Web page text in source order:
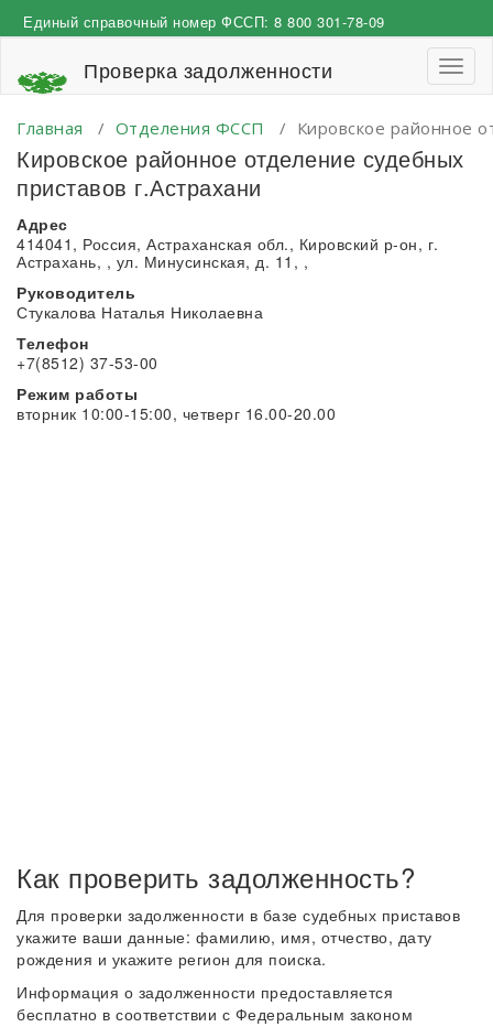
к
Единый справочный номер ФССП: 8 800 301-78-09
Проверка задолженности
Главная / Отделения ФССП / Кировское районное
Кировское районное отделение судебных
приставов г.Астрахани
Адрес
414041, Россия, Астраханская обл., Кировский р-он, г.
Астрахань, , ул. Минусинская, д. 11, ,
Руководитель
Стукалова Наталья Николаевна
Телефон
+7(8512) 37-53-00
Режим работы
вторник 10:00-15:00, четверг 16.00-20.00
Как проверить задолженность?
Для проверки задолженности в базе судебных приставов
укажите ваши данные: фамилию, имя, отчество, дату
рождения и укажите регион для поиска.
Информация о задолженности предоставляется
бесплатно в соответствии с Федеральным законом